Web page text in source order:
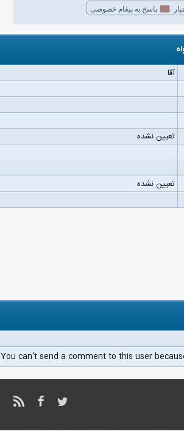
پاسخ به پیغام خصوصی
آقا
تعیین نشده
تعیین نشده
You can't send a comment to this user